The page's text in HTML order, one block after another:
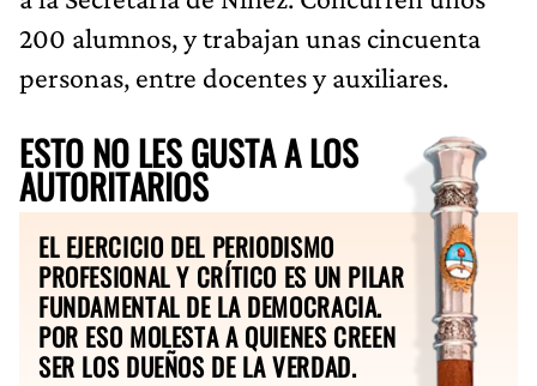
200 alumnos, y trabajan unas cincuenta
personas, entre docentes y auxiliares.
ESTO NO LES GUSTA A LOS
AUTORITARIOS
EL EJERCICIO DEL PERIODISMO
PROFESIONAL Y CRÍTICO ES UN PILAR
FUNDAMENTAL DE LA DEMOCRACIA.
POR ESO MOLESTA A QUIENES CREEN
SER LOS DUEÑOS DE LA VERDAD.